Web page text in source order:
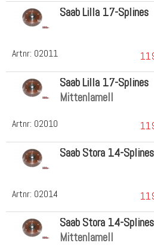
Artnr: 02011
Saab Lilla 17-Splines
Artnr: 02010
Saab Lilla 17-Splines
Mittenlamell
Artnr: 02014
Saab Stora 14-Splines
Saab Stora 14-Splines
Mittenlamell